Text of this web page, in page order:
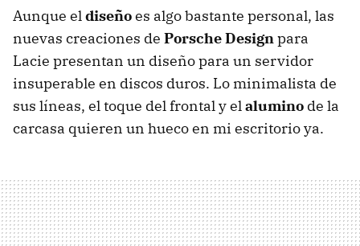
Aunque el diseñoes algo bastante personal, las
nuevas creaciones de Porsche Design para
Lacie presentan un diseño para un servidor
insuperable en discos duros. Lo minimalista de
sus líneas, el toque del frontal y el alumino de la
carcasa quieren un hueco en mi escritorio ya.